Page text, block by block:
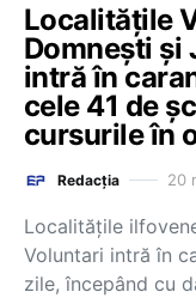
Localitățile
Domnești și
intră în
cele 41 de
cursurile în
Redacția 20
Localitățile
Voluntari intră în
zile, începând cu